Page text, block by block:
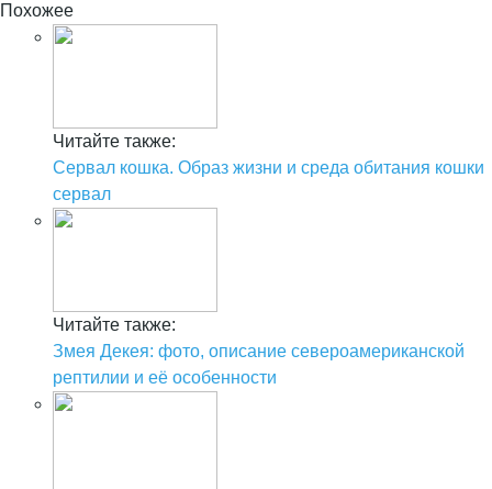
Похожее
Читайте также:
Сервал кошка. Образ жизни и среда обитания кошки
сервал
Читайте также:
Змея Декея: фото, описание североамериканской
рептилии и её особенности